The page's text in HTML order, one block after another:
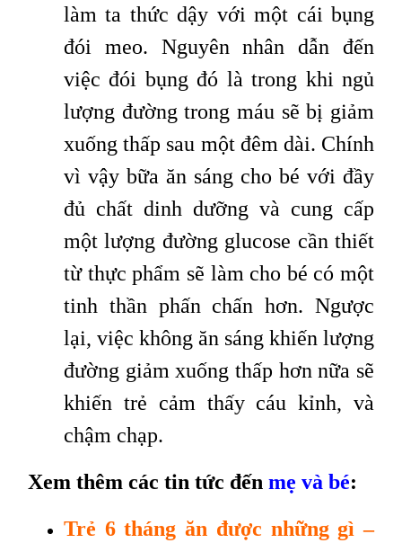
làm ta thức dậy với một cái bụng
đói meo. Nguyên nhân dẫn đến
việc đói bụng đó là trong khi ngủ
lượng đường trong máu sẽ bị giảm
xuống thấp sau một đêm dài. Chính
vì vậy bữa ăn sáng cho bé với đầy
đủ chất dinh dưỡng và cung cấp
một lượng đường glucose cần thiết
từ thực phẩm sẽ làm cho bé có một
tinh thần phấn chấn hơn. Ngược
lại, việc không ăn sáng khiến lượng
đường giảm xuống thấp hơn nữa sẽ
khiến trẻ cảm thấy cáu kỉnh, và
chậm chạp.
Xem thêm các tin tức đến mẹ và bé:
Trẻ 6 tháng ăn được những gì –